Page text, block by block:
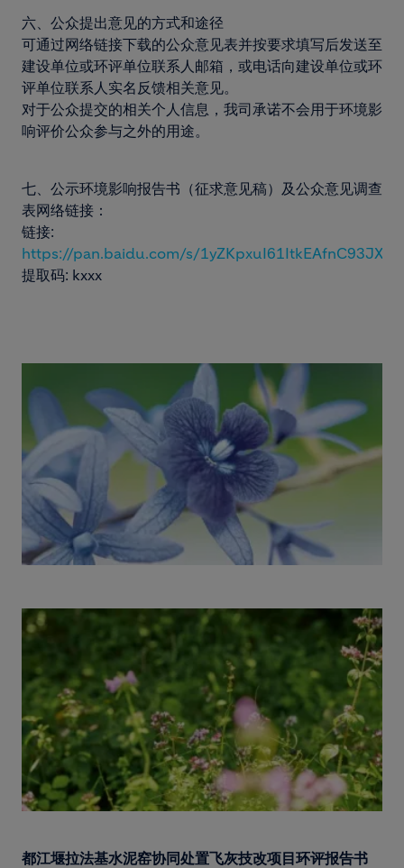
六、公众提出意见的方式和途径
可通过网络链接下载的公众意见表并按要求填写后发送至
建设单位或环评单位联系人邮箱，或电话向建设单位或环
评单位联系人实名反馈相关意见。
对于公众提交的相关个人信息，我司承诺不会用于环境影
响评价公众参与之外的用途。
七、公示环境影响报告书（征求意见稿）及公众意见调查
表网络链接：
链接:
https://pan.baidu.com/s/1yZKpxuI61ItkEAfnC93JXQ
提取码: kxxx
都江堰拉法基水泥窑协同处置飞灰技改项目环评报告书